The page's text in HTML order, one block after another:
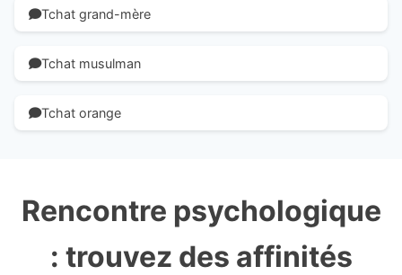
Tchat grand-mère
Tchat musulman
Tchat orange
Rencontre psychologique
: trouvez des affinités